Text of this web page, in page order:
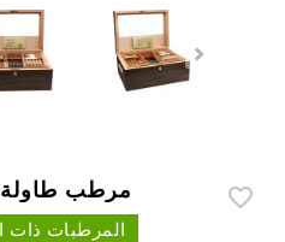
مرطب طاولة
المرطبات ذات